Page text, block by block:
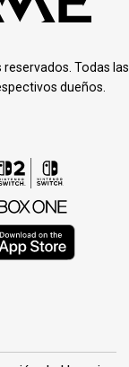
Todas las
dueños.